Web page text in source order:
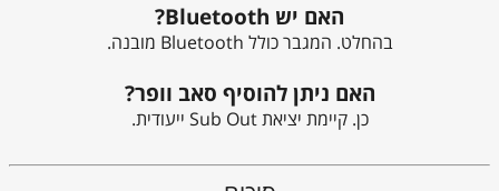
האם יש Bluetooth?
בהחלט. המגבר כולל Bluetooth מובנה.
האם ניתן להוסיף סאב וופר?
כן. קיימת יציאת Sub Out ייעודית.